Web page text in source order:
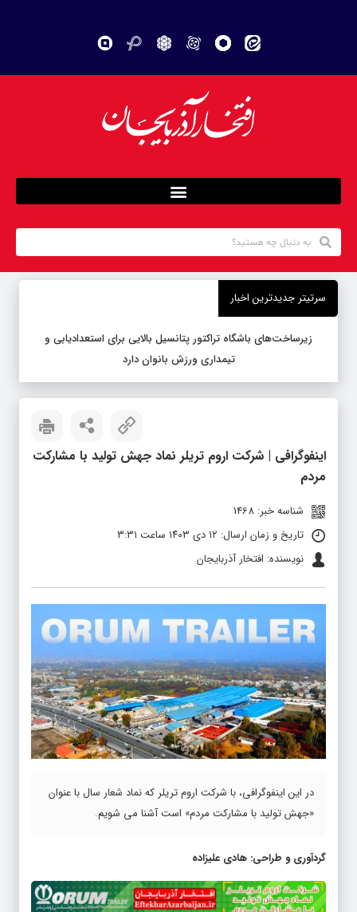
سرتیتر جدیدترین اخبار
زیرساخت‌های باشگاه تراکتور پتانسیل بالایی برای استعدادیابی و
تیمداری ورزش بانوان دارد
اینفوگرافی | شرکت اروم تریلر نماد جهش تولید با مشارکت
مردم
شناسه خبر: 1468
تاریخ و زمان ارسال: ۱۲ دی ۱۴۰۳ ساعت ۳:۳۱
نویسنده: افتخار آذربایجان
در این اینفوگرافی، با شرکت اروم تریلر که نماد شعار سال با عنوان
«جهش تولید با مشارکت مردم» است آشنا می شویم.
گردآوری و طراحی: هادی علیزاده